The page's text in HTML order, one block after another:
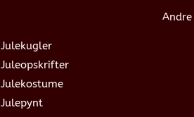
Julekugler
Juleopskrifter
Julekostume
Julepynt